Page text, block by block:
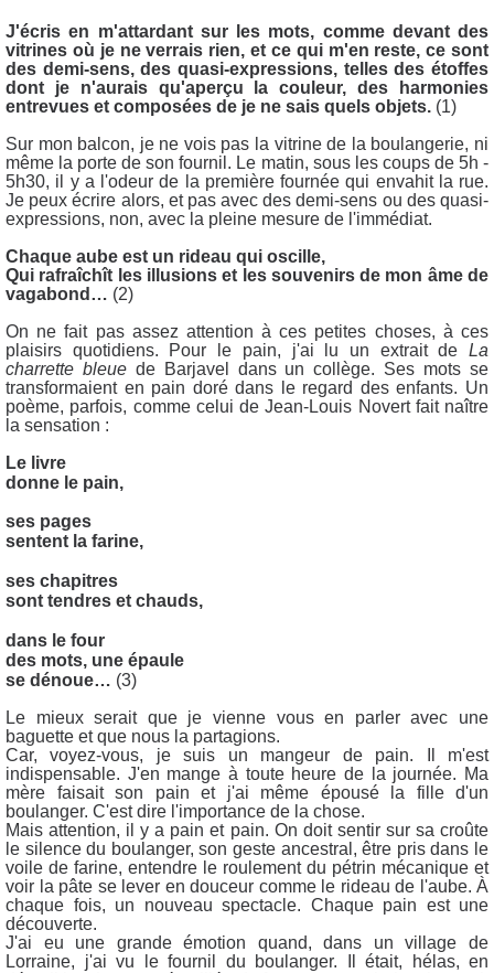
J'écris en m'attardant sur les mots, comme devant des
vitrines où je ne verrais rien, et ce qui m'en reste, ce sont
des demi-sens, des quasi-expressions, telles des étoffes
dont je n'aurais qu'aperçu la couleur, des harmonies
entrevues et composées de je ne sais quels objets. (1)
Sur mon balcon, je ne vois pas la vitrine de la boulangerie, ni
même la porte de son fournil. Le matin, sous les coups de 5h -
5h30, il y a l'odeur de la première fournée qui envahit la rue.
Je peux écrire alors, et pas avec des demi-sens ou des quasi-
expressions, non, avec la pleine mesure de l'immédiat.
Chaque aube est un rideau qui oscille,
Qui rafraîchît les illusions et les souvenirs de mon âme de
vagabond… (2)
On ne fait pas assez attention à ces petites choses, à ces
plaisirs quotidiens. Pour le pain, j'ai lu un extrait de La
charrette bleuede Barjavel dans un collège. Ses mots se
transformaient en pain doré dans le regard des enfants. Un
poème, parfois, comme celui de Jean-Louis Novert fait naître
la sensation :
Le livre
donne le pain,
ses pages
sentent la farine,
ses chapitres
sont tendres et chauds,
dans le four
des mots, une épaule
se dénoue… (3)
Le mieux serait que je vienne vous en parler avec une
baguette et que nous la partagions.
Car, voyez-vous, je suis un mangeur de pain. Il m'est
indispensable. J'en mange à toute heure de la journée. Ma
mère faisait son pain et j'ai même épousé la fille d'un
boulanger. C'est dire l'importance de la chose.
Mais attention, il y a pain et pain. On doit sentir sur sa croûte
le silence du boulanger, son geste ancestral, être pris dans le
voile de farine, entendre le roulement du pétrin mécanique et
voir la pâte se lever en douceur comme le rideau de l'aube. À
chaque fois, un nouveau spectacle. Chaque pain est une
découverte.
J'ai eu une grande émotion quand, dans un village de
Lorraine, j'ai vu le fournil du boulanger. Il était, hélas, en